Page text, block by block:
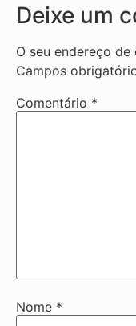
Deixe um
O seu endereço
Campos
Comentário *
Nome *